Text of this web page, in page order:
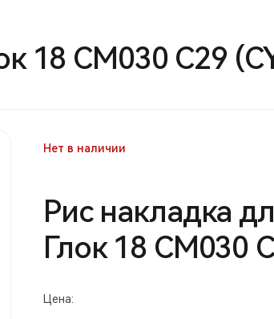
18 СМ030 С29
Нет в наличии
Рис накладка
Глок 18 СМ030
Цена: